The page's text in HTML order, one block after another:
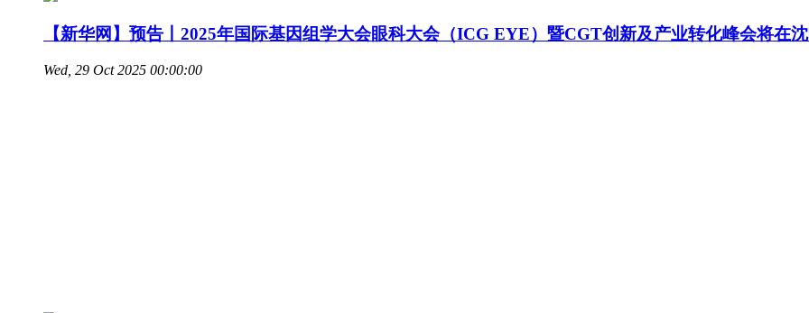
【新华网】预告丨2025年国际基因组学大会眼科大会（ICG EYE）暨CGT创新及产业转化峰会将在
Wed, 29 Oct 2025 00:00:00